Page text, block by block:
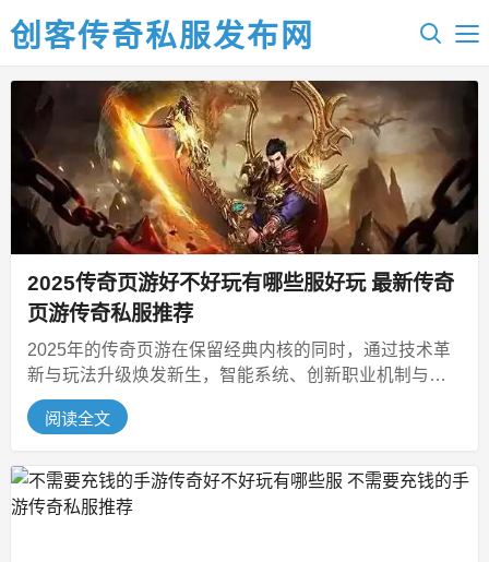
创客传奇私服发布网
2025传奇页游好不好玩有哪些服好玩 最新传奇
页游传奇私服推荐
2025年的传奇页游在保留经典内核的同时，通过技术革
新与玩法升级焕发新生，智能系统、创新职业机制与多
元福利成为新亮点。想知道20...
阅读全文